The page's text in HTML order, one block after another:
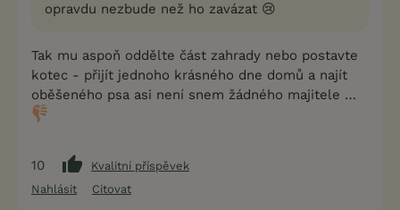
opravdu nezbude než ho zavázat 😢
Tak mu aspoň oddělte část zahrady nebo postavte
kotec - přijít jednoho krásného dne domů a najít
oběšeného psa asi není snem žádného majitele …
10
Kvalitní příspěvek
Nahlásit
Citovat